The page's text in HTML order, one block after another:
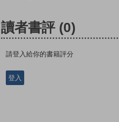
讀者書評 (0)
請登入給你的書籍評分
登入